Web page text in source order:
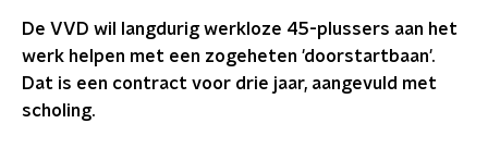
De VVD wil langdurig werkloze 45-plussers aan het
werk helpen met een zogeheten 'doorstartbaan'.
Dat is een contract voor drie jaar, aangevuld met
scholing.